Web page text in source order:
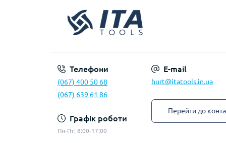
Телефони
(067) 400 50 68
(067) 639 61 86
Графік роботи
Пн-Пт: 8:00-17:00
E-mail
hurt@itatools.in.ua
Перейти до